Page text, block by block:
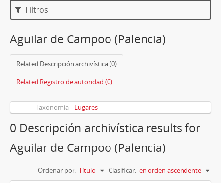
Filtros
Aguilar de Campoo (Palencia)
Related Descripción archivística (0)
Related Registro de autoridad (0)
Taxonomía Lugares
0 Descripción archivística results for
Aguilar de Campoo (Palencia)
Ordenar por: Título Clasificar: en orden ascendente